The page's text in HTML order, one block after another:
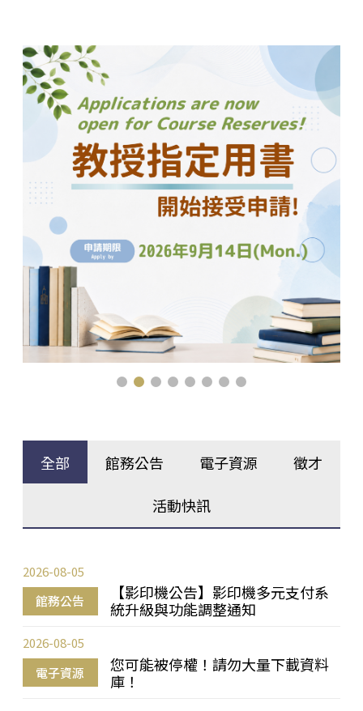
全部 館務公告 電子資源 徵才
活動快訊
館務公告
【影印機公告】影印機多元支付系
統升級與功能調整通知
2026-08-05
電子資源
您可能被停權！請勿大量下載資料
庫！
2026-08-05